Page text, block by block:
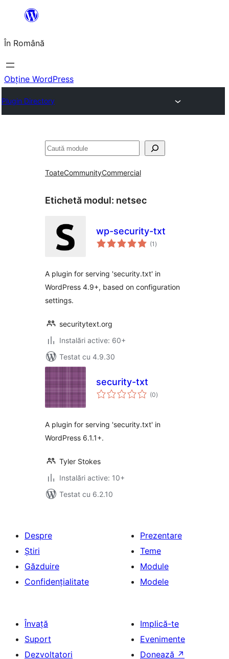
conținut
În Română
Obține WordPress
Plugin Directory
Caută
ToateCommunityCommercial
Etichetă modul: netsec
wp-security-txt
(1 total
aprecieri
)
A plugin for serving 'security.txt' in
WordPress 4.9+, based on configuration
settings.
securitytext.org
Instalări active: 60+
Testat cu 4.9.30
security-txt
(0total
aprecieri
)
A plugin for serving 'security.txt' in
WordPress 6.1.1+.
Tyler Stokes
Instalări active: 10+
Testat cu 6.2.10
Despre
Știri
Găzduire
Confidențialitate
Prezentare
Teme
Module
Modele
Învață
Suport
Dezvoltatori
Implică-te
Evenimente
Donează ↗